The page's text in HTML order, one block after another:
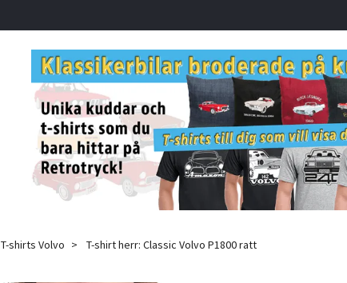
T-shirts Volvo T-shirt herr: Classic Volvo P1800 ratt